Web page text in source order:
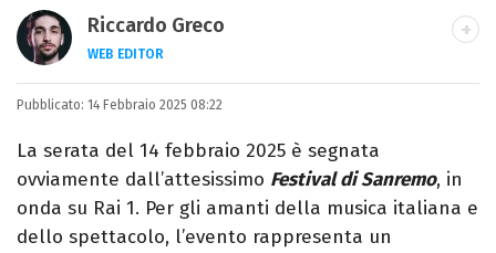
Riccardo Greco
WEB EDITOR
LINKEDIN
Si avvicina all'editoria studiando all'IED
come Fashion Editor. Si specializza poi in
Comunicazione digitale, Giornalismo e
Nuovi media presso La Sapienza,
collaborando con alcune testate ed uffici
Pubblicato: 14 Febbraio 2025 08:22
La serata del 14 febbraio 2025 è segnata
ovviamente dall’attesissimo Festival di Sanremo, in
onda su Rai 1. Per gli amanti della musica italiana e
dello spettacolo, l’evento rappresenta un